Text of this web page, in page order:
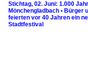
Stichtag, 02. Juni: 1.000
Mönchengladbach • Bürger
feierten vor 40 Jahren ein
Stadtfestival